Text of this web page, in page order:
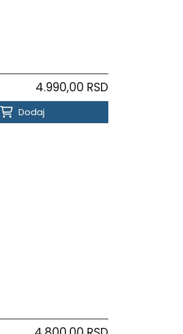
4.990,00 RSD
Dodaj